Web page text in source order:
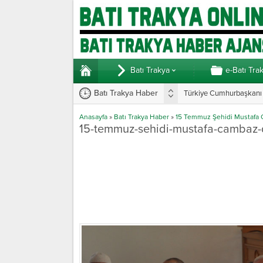
Batı Trakya e-Batı
Batı Trakya Haber Türkiye
Yunanistan’da
Anasayfa » Batı Trakya Haber » 15 Temmuz Şehidi Mustafa
15-temmuz-sehidi-mustafa-